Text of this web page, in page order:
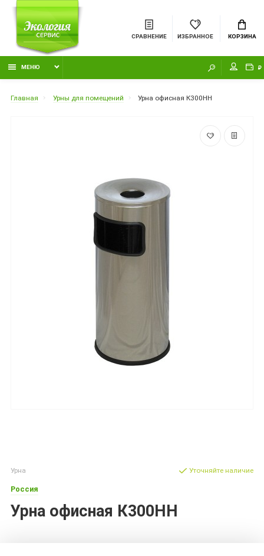
СРАВНЕНИЕ ИЗБРАННОЕ КОРЗИНА
МЕНЮ ₽
Главная Урны для помещений Урна офисная К300НН
Урна
Россия
Урна офисная К300НН
Уточняйте наличие